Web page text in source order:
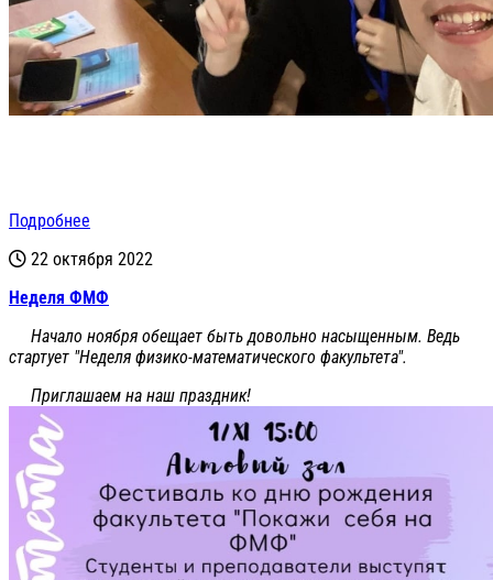
Подробнее
22 октября 2022
Неделя ФМФ
Начало ноября обещает быть довольно насыщенным. Ведь
стартует "Неделя физико-математического факультета".
Приглашаем на наш праздник!